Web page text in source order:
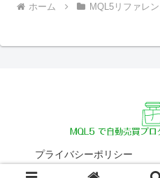
ホーム MQL5リファレン
プライバシーポリシー